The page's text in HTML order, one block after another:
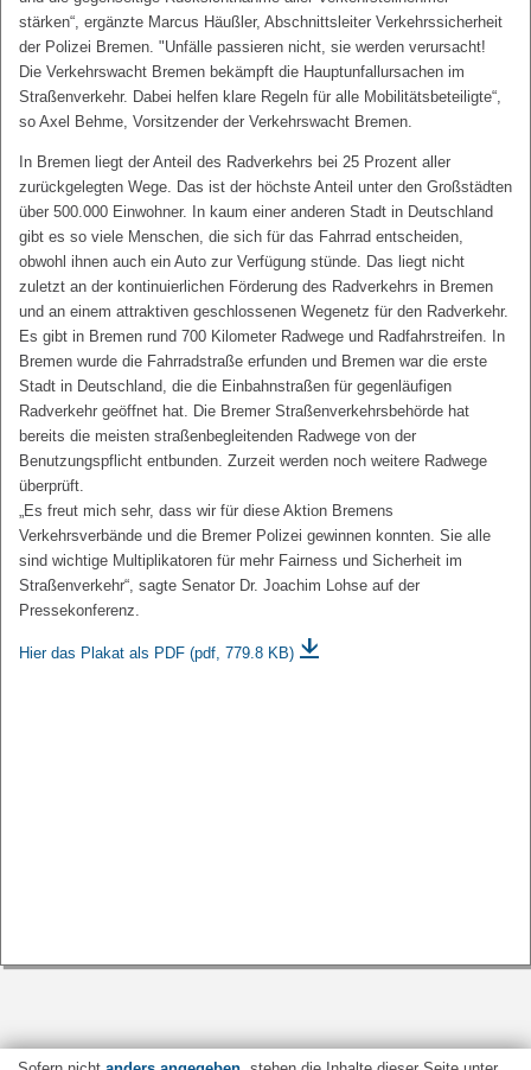
stärken“, ergänzte Marcus Häußler, Abschnittsleiter Verkehrssicherheit
der Polizei Bremen. "Unfälle passieren nicht, sie werden verursacht!
Die Verkehrswacht Bremen bekämpft die Hauptunfallursachen im
Straßenverkehr. Dabei helfen klare Regeln für alle Mobilitätsbeteiligte“,
so Axel Behme, Vorsitzender der Verkehrswacht Bremen.
In Bremen liegt der Anteil des Radverkehrs bei 25 Prozent aller
zurückgelegten Wege. Das ist der höchste Anteil unter den Großstädten
über 500.000 Einwohner. In kaum einer anderen Stadt in Deutschland
gibt es so viele Menschen, die sich für das Fahrrad entscheiden,
obwohl ihnen auch ein Auto zur Verfügung stünde. Das liegt nicht
zuletzt an der kontinuierlichen Förderung des Radverkehrs in Bremen
und an einem attraktiven geschlossenen Wegenetz für den Radverkehr.
Es gibt in Bremen rund 700 Kilometer Radwege und Radfahrstreifen. In
Bremen wurde die Fahrradstraße erfunden und Bremen war die erste
Stadt in Deutschland, die die Einbahnstraßen für gegenläufigen
Radverkehr geöffnet hat. Die Bremer Straßenverkehrsbehörde hat
bereits die meisten straßenbegleitenden Radwege von der
Benutzungspflicht entbunden. Zurzeit werden noch weitere Radwege
überprüft.
„Es freut mich sehr, dass wir für diese Aktion Bremens
Verkehrsverbände und die Bremer Polizei gewinnen konnten. Sie alle
sind wichtige Multiplikatoren für mehr Fairness und Sicherheit im
Straßenverkehr“, sagte Senator Dr. Joachim Lohse auf der
Pressekonferenz.
Hier das Plakat als PDF (pdf, 779.8 KB)